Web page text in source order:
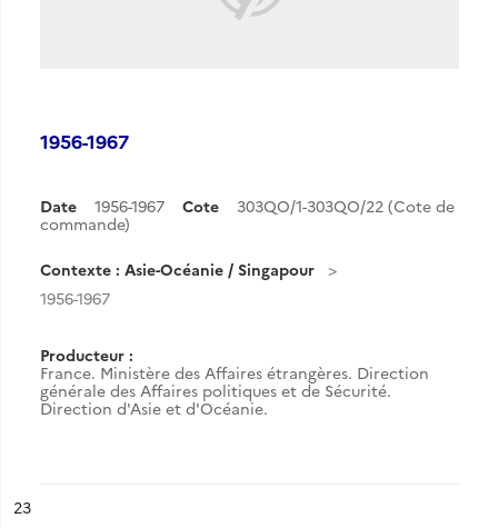
1956-1967
Date 1956-1967 Cote
303QO/1-303QO/22 (Cote de
commande)
Contexte : Asie-Océanie / Singapour
1956-1967
Producteur :
France. Ministère des Affaires étrangères. Direction
générale des Affaires politiques et de Sécurité.
Direction d'Asie et d'Océanie.
n°
23